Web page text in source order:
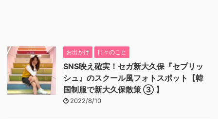
お出かけ 日々のこと
SNS映え確実！セガ新大久保『セプリッ
シュ』のスクール風フォトスポット【韓
国制服で新大久保散策 ③ 】
2022/8/10